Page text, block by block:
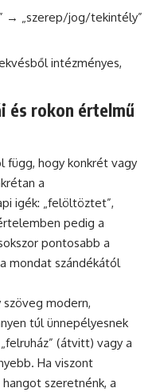
→ „szerep/jog/tekintély”
intézményes,
és rokon értelmű
függ, hogy konkrét vagy
a
igék: „felöltöztet”,
pedig a
pontosabb a
a mondat szándékától
szöveg modern,
túl ünnepélyesnek
(átvitt) vagy a
Ha viszont
szeretnénk, a